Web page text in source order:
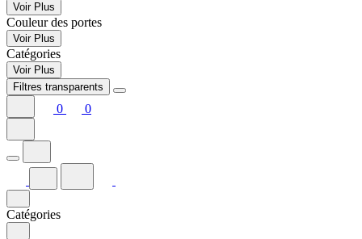
Voir Plus
Couleur des portes
Voir Plus
Catégories
Voir Plus
Filtres transparents
0 0
Catégories